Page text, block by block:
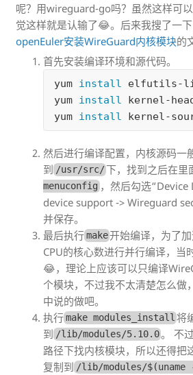
呢？用wireguard-go吗？虽然这样可
觉这样就是认输了😂。后来我搜了一
openEuler安装WireGuard内核模块的
首先安装编译环境和源代码。
yum install elfutils-
yum install kernel-
yum install
然后进行编译配置，内核源码一
到 /usr/src/下，找到之后在里
menuconfig ，然后勾选
device support -> Wireguard
并保存。
最后执行make开始编译，为了
CPU的核心数进行并行编译，当
😂，理论上应该可以只编译
个模块，不过我不太清楚怎么做
中说的做吧。
执行make modules_install 将
到 /lib/modules/5.10.0 。 不
路径下找内核模块，所以还得把
复制到 /lib/modules/$(uname